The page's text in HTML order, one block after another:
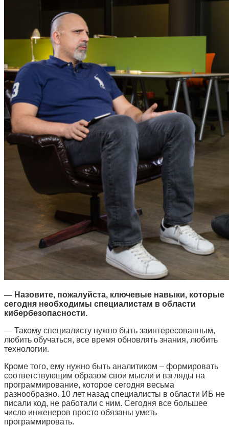
— Назовите, пожалуйста, ключевые навыки, которые
сегодня необходимы специалистам в области
кибербезопасности.
— Такому специалисту нужно быть заинтересованным,
любить обучаться, все время обновлять знания, любить
технологии.
Кроме того, ему нужно быть аналитиком – формировать
соответствующим образом свои мысли и взгляды на
программирование, которое сегодня весьма
разнообразно. 10 лет назад специалисты в области ИБ не
писали код, не работали с ним. Сегодня все большее
число инженеров просто обязаны уметь
программировать.